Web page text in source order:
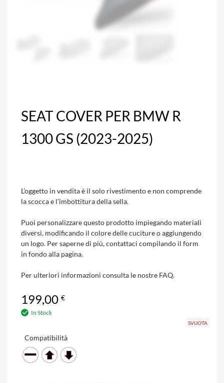
SEAT COVER PER BMW R
1300 GS (2023-2025)
L’oggetto in vendita è il solo rivestimento e non comprende
la scocca e l’imbottitura della sella.
Puoi personalizzare questo prodotto impiegando materiali
diversi, modificando il colore delle cuciture o aggiungendo
un logo. Per saperne di più, contattaci compilando il form
in fondo alla pagina.
Per ulteriori informazioni consulta le nostre FAQ.
199,00 €
In Stock
Compatibilità
SVUOTA